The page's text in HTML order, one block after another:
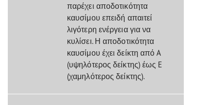
παρέχει αποδοτικότητα
καυσίμου επειδή απαιτεί
λιγότερη ενέργεια για να
κυλίσει. Η αποδοτικότητα
καυσίμου έχει δείκτη από A
(υψηλότερος δείκτης) έως E
(χαμηλότερος δείκτης).